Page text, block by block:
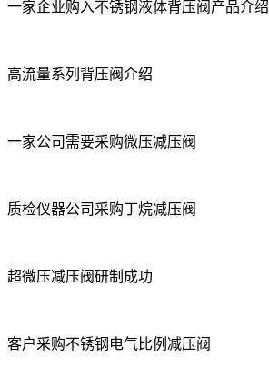
一家企业购入不锈钢液体背压阀产品介绍
高流量系列背压阀介绍
一家公司需要采购微压减压阀
质检仪器公司采购丁烷减压阀
超微压减压阀研制成功
客户采购不锈钢电气比例减压阀